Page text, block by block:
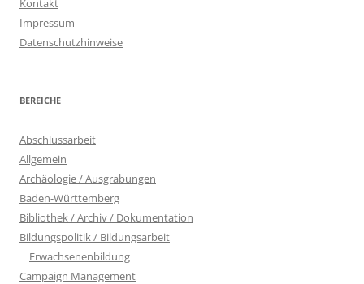
Kontakt
Impressum
Datenschutzhinweise
BEREICHE
Abschlussarbeit
Allgemein
Archäologie / Ausgrabungen
Baden-Württemberg
Bibliothek / Archiv / Dokumentation
Bildungspolitik / Bildungsarbeit
Erwachsenenbildung
Campaign Management